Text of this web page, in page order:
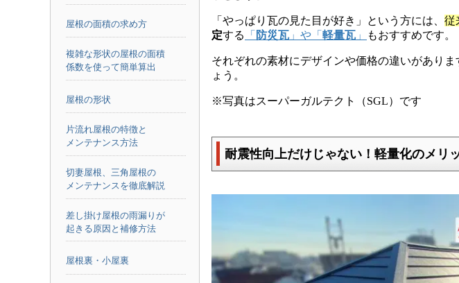
屋根の面積の求め方
複雑な形状の屋根の面積
係数を使って簡単算出
屋根の形状
片流れ屋根の特徴と
メンテナンス方法
切妻屋根、三角屋根の
メンテナンスを徹底解説
差し掛け屋根の雨漏りが
起きる原因と補修方法
屋根裏・小屋裏
「やっぱり瓦の見た目が好き」という方には、 従
定する 「 防災瓦」や「 軽量瓦」 もおすすめです。
それぞれの素材にデザインや価格の違いがあり
ょう。
※写真はスーパーガルテクト（SGL）です
耐震性向上だけじゃない！軽量化のメリ